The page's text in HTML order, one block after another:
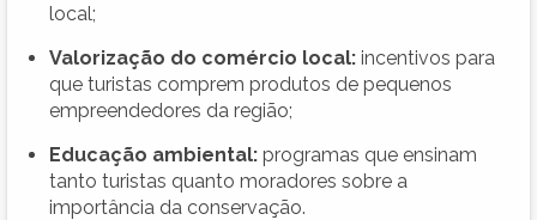
local;
Valorização do comércio local: incentivos para
que turistas comprem produtos de pequenos
empreendedores da região;
Educação ambiental: programas que ensinam
tanto turistas quanto moradores sobre a
importância da conservação.